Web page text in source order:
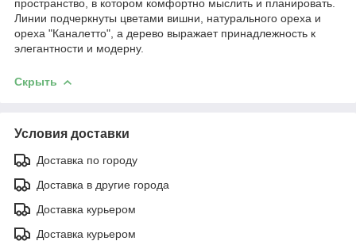
пространство, в котором комфортно мыслить и планировать.
Линии подчеркнуты цветами вишни, натурального ореха и
ореха "Каналетто", а дерево выражает принадлежность к
элегантности и модерну.
Скрыть
Условия доставки
Доставка по городу
Доставка в другие города
Доставка курьером
Доставка курьером